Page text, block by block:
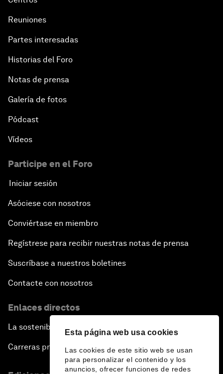
Esta página web usa cookies
Las cookies de este sitio web se usan
para personalizar el contenido y los
anuncios, ofrecer funciones de redes
Reuniones
Partes interesadas
Historias del Foro
Notas de prensa
Galería de fotos
Pódcast
Vídeos
Participe en el Foro
Iniciar sesión
Asóciese con nosotros
Conviértase en miembro
Regístrese para recibir nuestras notas de prensa
Suscríbase a nuestros boletines
Contacte con nosotros
Enlaces directos
La sostenibilidad en el Foro
Carreras profesionales